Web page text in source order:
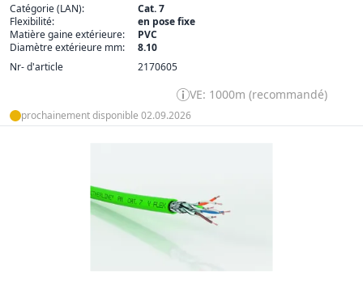
Catégorie (LAN):
Cat. 7
Flexibilité:
en pose fixe
Matière gaine extérieure:
PVC
Diamètre extérieure mm:
8.10
Nr- d'article
2170605
VE: 1000m (recommandé)
prochainement disponible 02.09.2026